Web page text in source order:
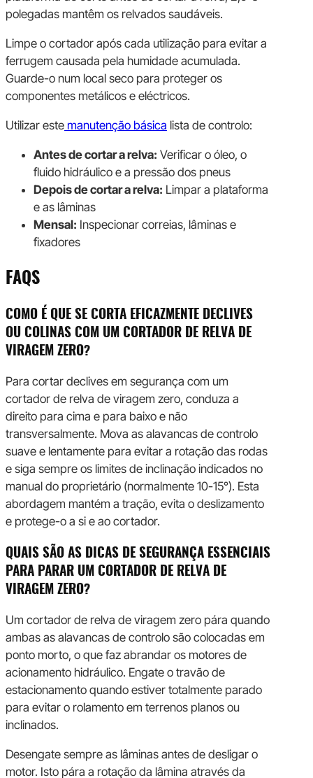
polegadas mantêm os relvados saudáveis.
Limpe o cortador após cada utilização para evitar a
ferrugem causada pela humidade acumulada.
Guarde-o num local seco para proteger os
componentes metálicos e eléctricos.
Utilizar este manutenção básica lista de controlo:
Antes de cortar a relva: Verificar o óleo, o
fluido hidráulico e a pressão dos pneus
Depois de cortar a relva: Limpar a plataforma
e as lâminas
Mensal: Inspecionar correias, lâminas e
fixadores
FAQS
COMO É QUE SE CORTA EFICAZMENTE DECLIVES
OU COLINAS COM UM CORTADOR DE RELVA DE
VIRAGEM ZERO?
Para cortar declives em segurança com um
cortador de relva de viragem zero, conduza a
direito para cima e para baixo e não
transversalmente. Mova as alavancas de controlo
suave e lentamente para evitar a rotação das rodas
e siga sempre os limites de inclinação indicados no
manual do proprietário (normalmente 10-15°). Esta
abordagem mantém a tração, evita o deslizamento
e protege-o a si e ao cortador.
QUAIS SÃO AS DICAS DE SEGURANÇA ESSENCIAIS
PARA PARAR UM CORTADOR DE RELVA DE
VIRAGEM ZERO?
Um cortador de relva de viragem zero pára quando
ambas as alavancas de controlo são colocadas em
ponto morto, o que faz abrandar os motores de
acionamento hidráulico. Engate o travão de
estacionamento quando estiver totalmente parado
para evitar o rolamento em terrenos planos ou
inclinados.
Desengate sempre as lâminas antes de desligar o
motor. Isto pára a rotação da lâmina através da